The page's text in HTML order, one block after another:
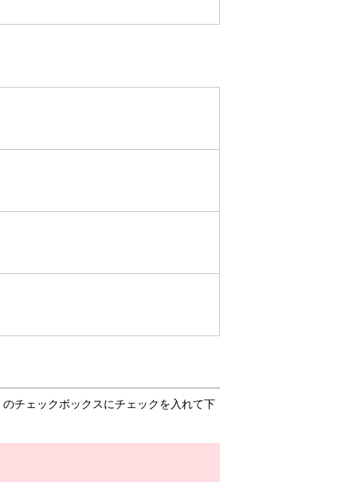
チェックボックスにチェックを入れて下